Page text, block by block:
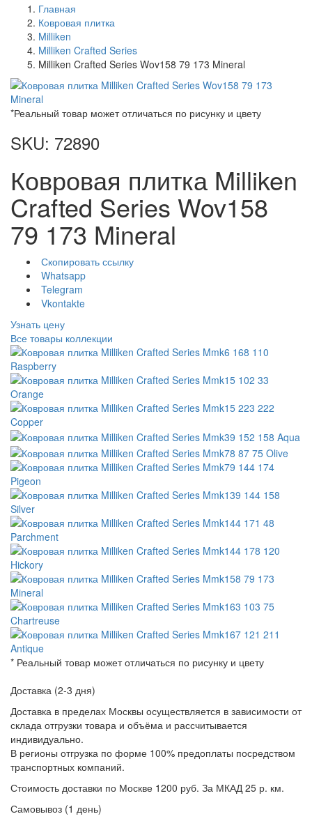
Главная
Ковровая плитка
Milliken
Milliken Crafted Series
Milliken Crafted Series Wov158 79 173 Mineral
*Реальный товар может отличаться по рисунку и цвету
SKU: 72890
Ковровая плитка Milliken
Crafted Series Wov158
79 173 Mineral
Скопировать ссылку
Whatsapp
Telegram
Vkontakte
Узнать цену
Все товары коллекции
* Реальный товар может отличаться по рисунку и цвету
Доставка (2-3 дня)
Доставка в пределах Москвы осуществляется в зависимости от
склада отгрузки товара и объёма и рассчитывается
индивидуально.
В регионы отгрузка по форме 100% предоплаты посредством
транспортных компаний.
Стоимость доставки по Москве 1200 руб. За МКАД 25 р. км.
Самовывоз (1 день)